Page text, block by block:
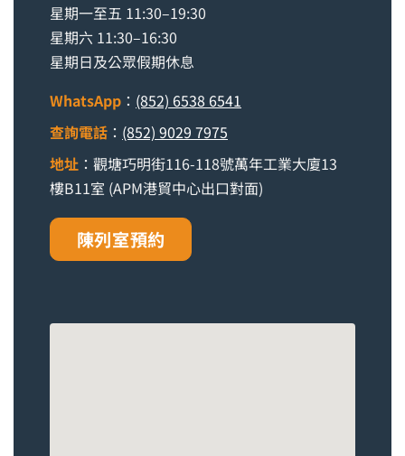
星期一至五 11:30–19:30
星期六 11:30–16:30
星期日及公眾假期休息
WhatsApp ： (852) 6538 6541
查詢電話 ： (852) 9029 7975
地址 ：觀塘巧明街116-118號萬年工業大廈13
樓B11室 (APM港貿中心出口對面)
陳列室預約